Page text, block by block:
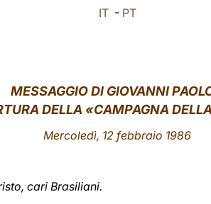
IT- PT
MESSAGGIO DI GIOVANNI
DELLA «CAMPAGNA
Mercoledì, 12 febbraio 1986
cari Brasiliani.